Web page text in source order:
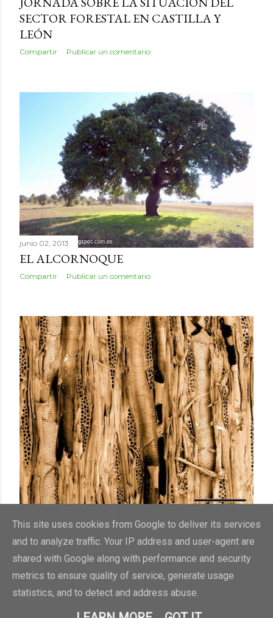
SECTOR FORESTAL EN CASTILLA Y
LEÓN
Compartir Publicar un comentario
junio 02, 2013
EL ALCORNOQUE
Compartir Publicar un comentario
MADERA AL MICROSCOPIO
Compartir 4 comentarios
ENTRADAS ANTIGUAS
This site uses cookies from Google to deliver its services
and to analyze traffic. Your IP address and user-agent are
shared with Google along with performance and security
metrics to ensure quality of service, generate usage
statistics, and to detect and address abuse.